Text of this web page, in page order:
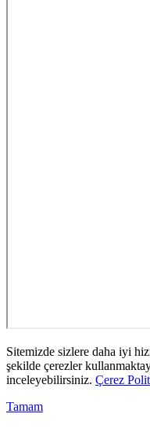
Sitemizde sizlere daha iyi
şekilde çerezler
inceleyebilirsiniz. Çerez
Tamam